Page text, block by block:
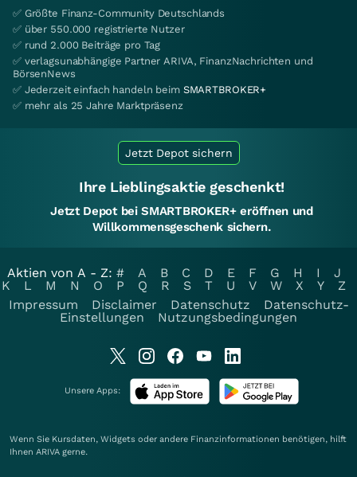
✅ Größte Finanz-Community Deutschlands
✅ über 550.000 registrierte Nutzer
✅ rund 2.000 Beiträge pro Tag
✅ verlagsunabhängige Partner ARIVA, FinanzNachrichten und
BörsenNews
✅ Jederzeit einfach handeln beim SMARTBROKER+
✅ mehr als 25 Jahre Marktpräsenz
Jetzt Depot sichern
Ihre Lieblingsaktie geschenkt!
Jetzt Depot bei SMARTBROKER+ eröffnen und
Willkommensgeschenk sichern.
Aktien von A - Z: # A B C D E F G H I
J
K
L M N O P Q R S T U V W X Y
Z
Impressum
Disclaimer Datenschutz
Datenschutz-
Einstellungen
Nutzungsbedingungen
Unsere Apps:
Wenn Sie Kursdaten, Widgets oder andere Finanzinformationen benötigen, hilft
Ihnen ARIVA gerne.